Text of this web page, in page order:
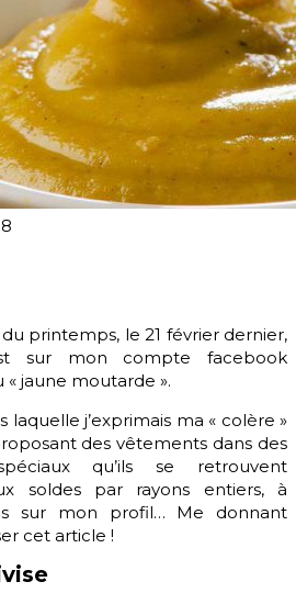
printemps, le 21 février dernier,
sur mon compte facebook
jaune moutarde ».
j’exprimais ma « colère »
des vêtements dans des
qu’ils se retrouvent
soldes par rayons entiers, à
sur mon profil… Me donnant
cet article !